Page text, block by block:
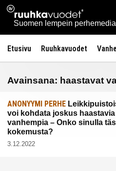
Siirry
sisältöön
Ruuhkavuodet.fi
Suomen lempein perhemedia
Etusivu Ruuhkavuodet
Avainsana: haastavat
ANONYYMI PERHE
voi kohdata joskus haastavia
vanhempia – Onko sinulla
kokemusta?
3.12.2022